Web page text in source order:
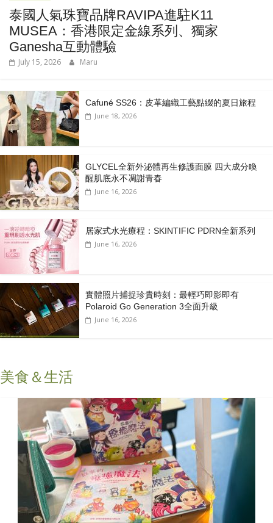
泰國人氣珠寶品牌RAVIPA進駐K11
MUSEA：香港限定金線系列、獨家
Ganesha互動體驗
July 15, 2026 Maru
Cafuné SS26：皮革編織工藝點綴的夏日旅程
June 18, 2026
GLYCEL全新外泌體再生修護面膜 四大成分喚
醒肌底永不凋謝青春
June 16, 2026
居家式水光療程：SKINTIFIC PDRN全新系列
June 16, 2026
實體照片捕捉珍貴時刻：最輕巧即影即有
Polaroid Go Generation 3全面升級
June 16, 2026
美食＆生活